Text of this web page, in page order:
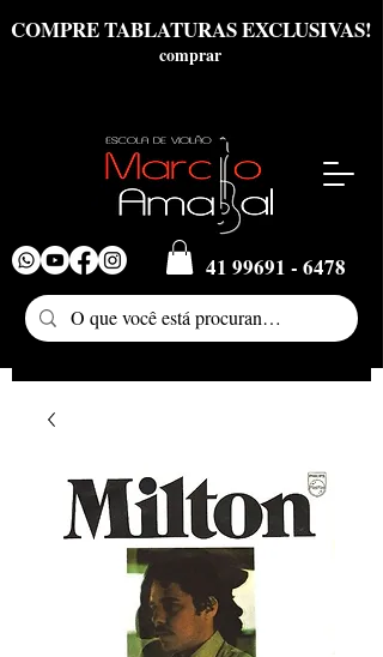
COMPRE TABLATURAS EXCLUSIVAS!
comprar
41 99691 - 6478